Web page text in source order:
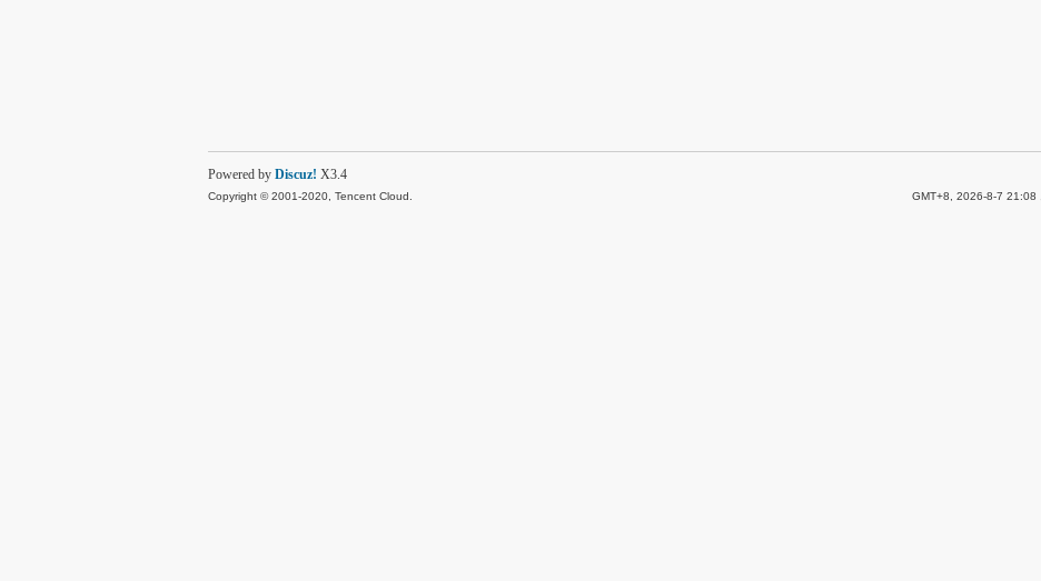
GMT+8, 2026-8-7 21:08
Powered by Discuz! X3.4
Copyright © 2001-2020, Tencent Cloud.